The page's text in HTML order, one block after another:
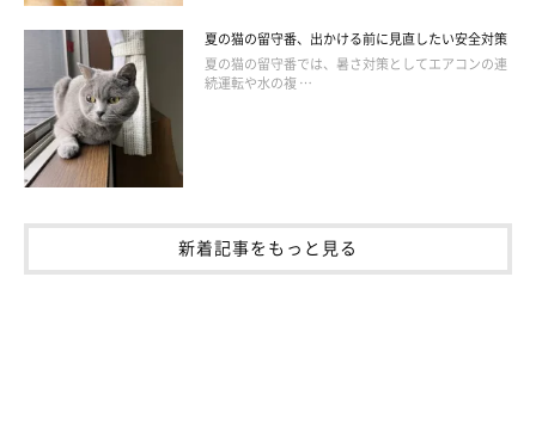
夏の猫の留守番、出かける前に見直したい安全対策
夏の猫の留守番では、暑さ対策としてエアコンの連
続運転や水の複 …
新着記事をもっと見る